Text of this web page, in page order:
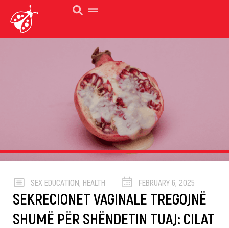
SEX EDUCATION HEALTH FEBRUARY 6, 2025
SEKRECIONET VAGINALE TREGOJNË
SHUMË PËR SHËNDETIN TUAJ: CILAT